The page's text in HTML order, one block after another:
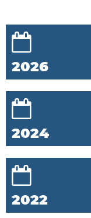
2026
2024
2022